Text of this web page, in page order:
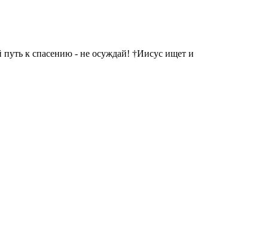
путь к спасению - не осуждай! †Иисус ищет и